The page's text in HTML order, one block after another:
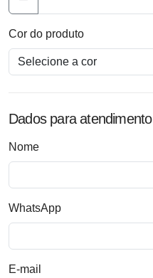
Cor do produto
Dados para atendimento
Nome
WhatsApp
E-mail